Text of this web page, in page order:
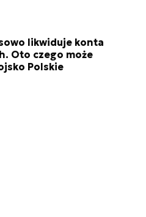
likwiduje konta
Oto czego może
Polskie